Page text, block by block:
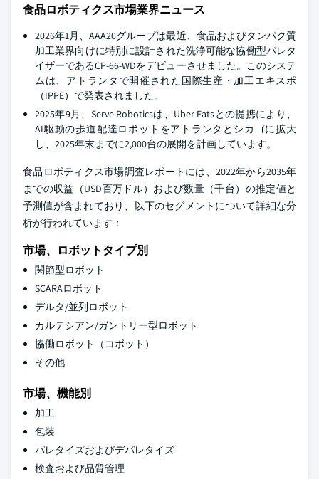
食品ロボティクス市場業界ニュース
2026年1月、AAA20グループは最近、食品およびタンパク質
加工業界向けに特別に設計された洗浄可能な協働型パレタ
イザーであるCP-66-WDをデビューさせました。このシステ
ムは、アトランタで開催された国際生産・加工エキスポ
（IPPE）で発表されました。
2025年9月、Serve Roboticsは、Uber Eatsとの提携により、
AI駆動の歩道配達ロボットをアトランタとシカゴに拡大
し、2025年末までに2,000台の展開を計画しています。
食品ロボティクス市場調査レポートには、2022年から2035年
までの収益（USD百万ドル）および数量（千台）の推定値と
予測値が含まれており、以下のセグメントについて詳細な分
析が行われています：
市場、ロボットタイプ別
関節型ロボット
SCARAロボット
デルタ/並列ロボット
カルテシアン/ガントリー型ロボット
協働ロボット（コボット）
その他
市場、機能別
加工
包装
パレタイズおよびデパレタイズ
検査および品質管理